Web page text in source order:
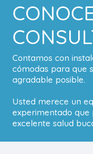
Contamos con
cómodas para que
agradable posible.
Usted merece un
experimentado
excelente salud